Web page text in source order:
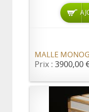
MALLE
Prix : 3900,00